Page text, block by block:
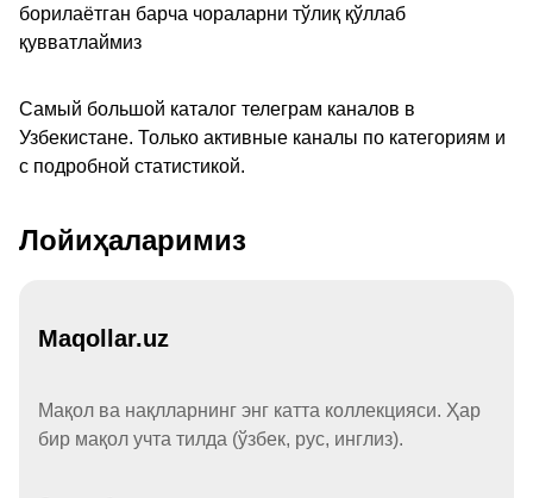
борилаётган барча чораларни тўлиқ қўллаб
қувватлаймиз
Самый большой каталог телеграм каналов в
Узбекистане. Только активные каналы по категориям и
с подробной статистикой.
Лойиҳаларимиз
Maqollar.uz
Мақол ва нақлларнинг энг катта коллекцияси. Ҳар
бир мақол учта тилда (ўзбек, рус, инглиз).